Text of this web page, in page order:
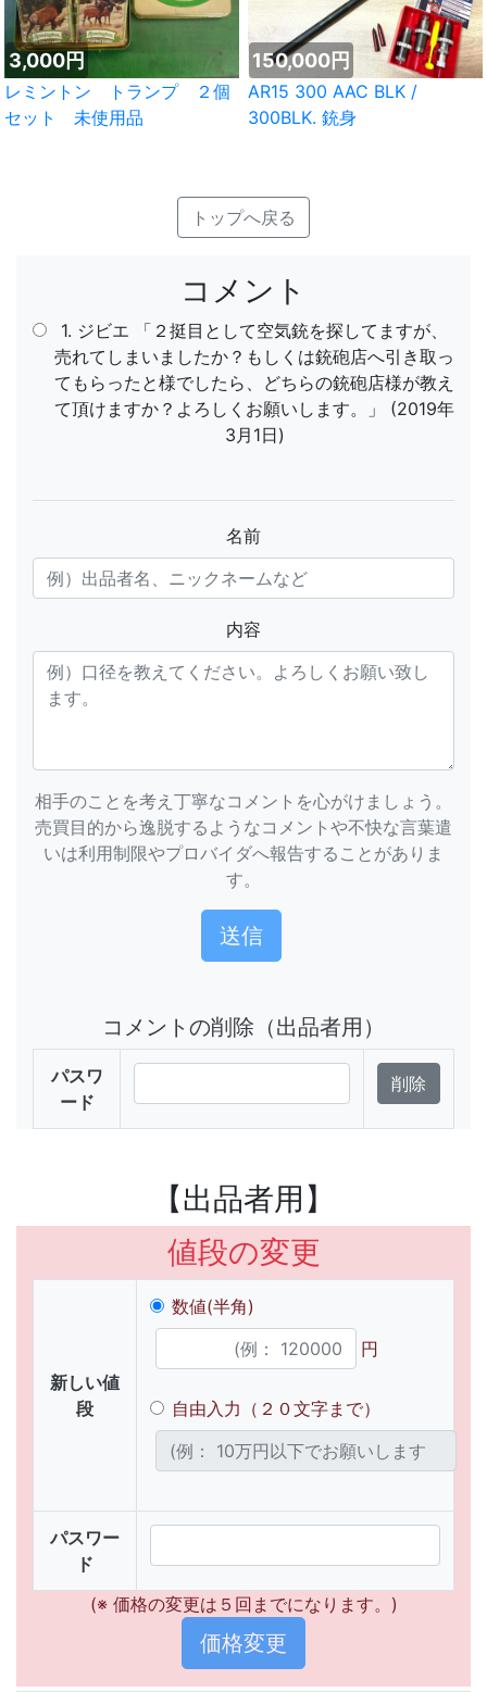
3,000円
レミントン トランプ ２個
セット 未使用品
150,000円
AR15 300 AAC BLK /
300BLK. 銃身
トップへ戻る
コメント
1. ジビエ 「２挺目として空気銃を探してますが、
売れてしまいましたか？もしくは銃砲店へ引き取っ
てもらったと様でしたら、どちらの銃砲店様が教え
て頂けますか？よろしくお願いします。」 (2019年
3月1日)
名前
内容
相手のことを考え丁寧なコメントを心がけましょう。
売買目的から逸脱するようなコメントや不快な言葉遣
いは利用制限やプロバイダへ報告することがありま
す。
コメントの削除（出品者用）
パスワ
ード
【出品者用】
値段の変更
新しい値
段
数値(半角)
円
自由入力（２０文字まで）
パスワー
ド
(※ 価格の変更は５回までになります。)